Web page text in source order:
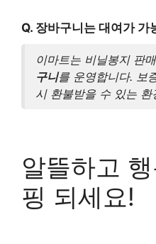
Q. 장바구니는 대여가 가
이마트는 비닐봉지 판
구니를 운영합니다. 보
시 환불받을 수 있는
알뜰하고
핑 되세요!